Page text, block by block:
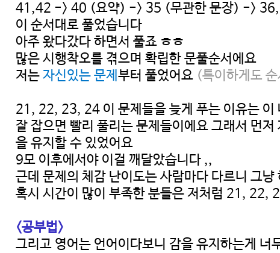
41,42 -> 40 (요약) -> 35 (무관한 문장) ->
이 순서대로 풀었습니다
아주 왔다갔다 하면서 풀죠 ㅎㅎ
많은 시행착오를 겪으며 확립한 문풀순서에요
저는자신있는 문제 부터 풀었어요 (특이하게도
21, 22, 23, 24 이 문제들을 늦게 푸는 이유는 이
잘 잡으면 빨리 풀리는 문제들이에요 그래서 먼
을 유지할 수 있었어요
9모 이후에서야 이걸 깨달았습니다 ,,
근데 문제의 체감 난이도는 사람마다 다르니 그
혹시 시간이 많이 부족한 분들은 저처럼 21, 22,
<공부법>
그리고 영어는 언어이다보니 감을 유지하는게 너